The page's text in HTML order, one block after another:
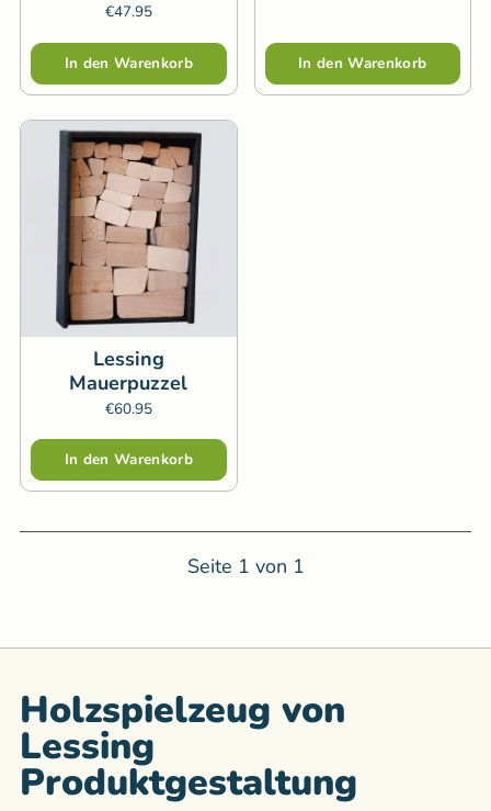
€47.95
Menge
In den Warenkorb
Menge
In den Warenkorb
Lessing
Mauerpuzzel
€60.95
Menge
In den Warenkorb
Seite 1 von 1
Holzspielzeug von
Lessing
Produktgestaltung